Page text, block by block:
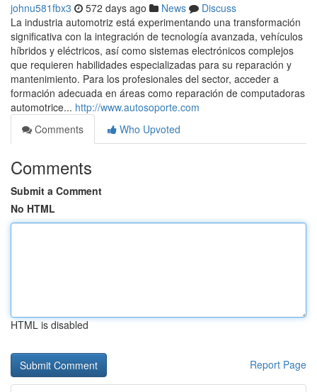
johnu581fbx3 572 days ago News
Discuss
La industria automotriz está experimentando una transformación
significativa con la integración de tecnología avanzada, vehículos
híbridos y eléctricos, así como sistemas electrónicos complejos
que requieren habilidades especializadas para su reparación y
mantenimiento. Para los profesionales del sector, acceder a
formación adecuada en áreas como reparación de computadoras
automotrice... http://www.autosoporte.com
Comments
Who Upvoted
Comments
Submit a Comment
No HTML
HTML is disabled
Report Page